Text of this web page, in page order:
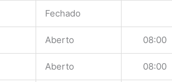
Fechado
Aberto 08:00
Aberto 08:00